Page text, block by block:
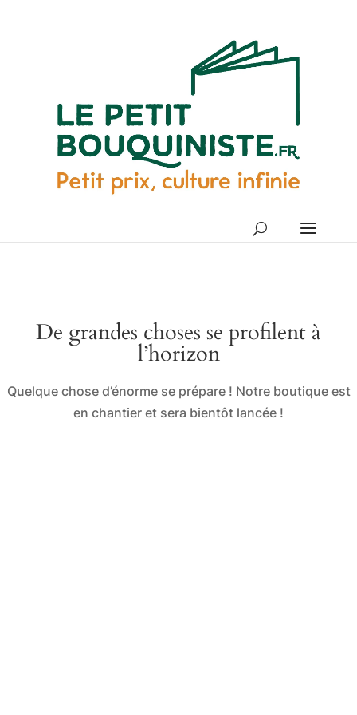
De grandes choses se profilent à
l’horizon
Quelque chose d’énorme se prépare ! Notre boutique est
en chantier et sera bientôt lancée !